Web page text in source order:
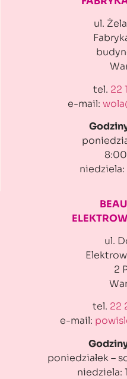
ul.
tel. 22
e-mail:
ul.
2
tel. 22
e-mail:
poniedziałek –
niedziela: